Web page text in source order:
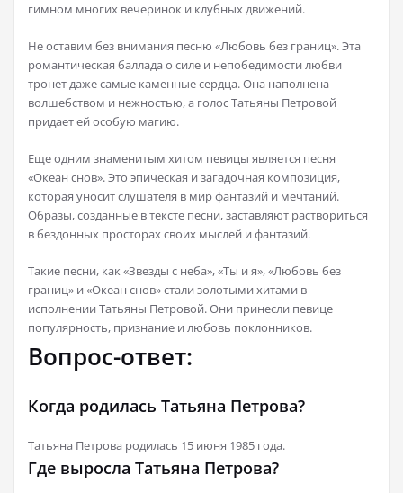
гимном многих вечеринок и клубных движений.
Не оставим без внимания песню «Любовь без границ». Эта
романтическая баллада о силе и непобедимости любви
тронет даже самые каменные сердца. Она наполнена
волшебством и нежностью, а голос Татьяны Петровой
придает ей особую магию.
Еще одним знаменитым хитом певицы является песня
«Океан снов». Это эпическая и загадочная композиция,
которая уносит слушателя в мир фантазий и мечтаний.
Образы, созданные в тексте песни, заставляют раствориться
в бездонных просторах своих мыслей и фантазий.
Такие песни, как «Звезды с неба», «Ты и я», «Любовь без
границ» и «Океан снов» стали золотыми хитами в
исполнении Татьяны Петровой. Они принесли певице
популярность, признание и любовь поклонников.
Вопрос-ответ:
Когда родилась Татьяна Петрова?
Татьяна Петрова родилась 15 июня 1985 года.
Где выросла Татьяна Петрова?